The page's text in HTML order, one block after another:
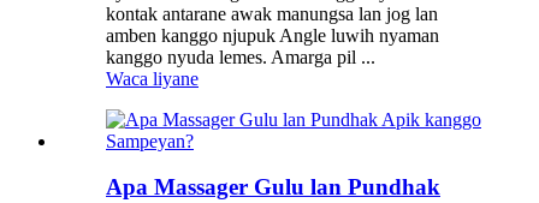
kontak antarane awak manungsa lan jog lan
amben kanggo njupuk Angle luwih nyaman
kanggo nyuda lemes. Amarga pil ...
Waca liyane
Apa Massager Gulu lan Pundhak